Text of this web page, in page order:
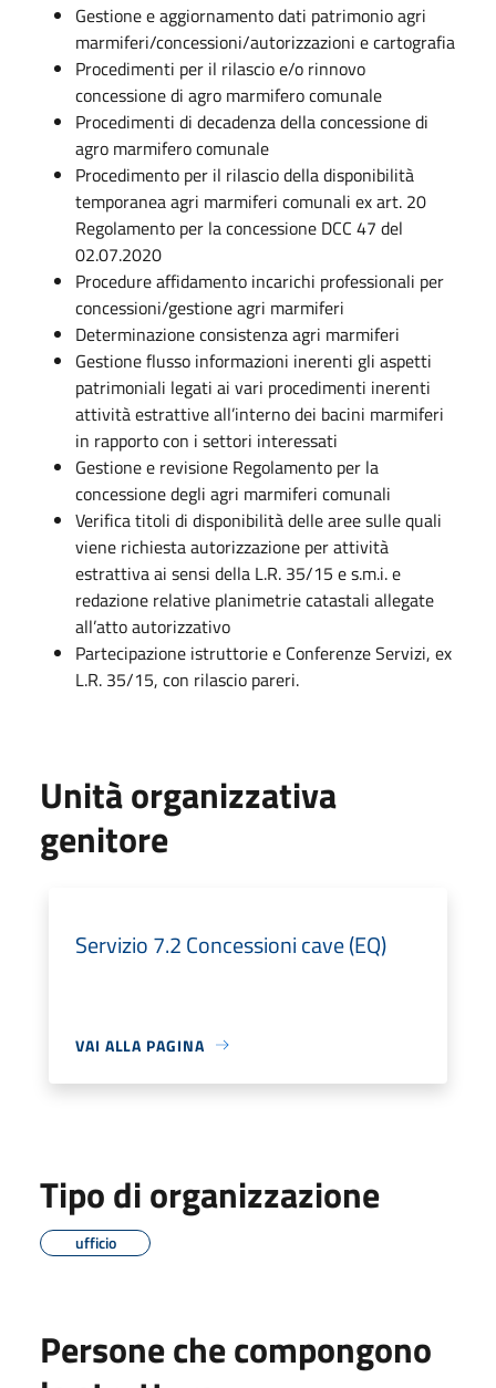
Gestione e aggiornamento dati patrimonio agri
marmiferi/concessioni/autorizzazioni e cartografia
Procedimenti per il rilascio e/o rinnovo
concessione di agro marmifero comunale
Procedimenti di decadenza della concessione di
agro marmifero comunale
Procedimento per il rilascio della disponibilità
temporanea agri marmiferi comunali ex art. 20
Regolamento per la concessione DCC 47 del
02.07.2020
Procedure affidamento incarichi professionali per
concessioni/gestione agri marmiferi
Determinazione consistenza agri marmiferi
Gestione flusso informazioni inerenti gli aspetti
patrimoniali legati ai vari procedimenti inerenti
attività estrattive all’interno dei bacini marmiferi
in rapporto con i settori interessati
Gestione e revisione Regolamento per la
concessione degli agri marmiferi comunali
Verifica titoli di disponibilità delle aree sulle quali
viene richiesta autorizzazione per attività
estrattiva ai sensi della L.R. 35/15 e s.m.i. e
redazione relative planimetrie catastali allegate
all’atto autorizzativo
Partecipazione istruttorie e Conferenze Servizi, ex
L.R. 35/15, con rilascio pareri.
Unità organizzativa
genitore
Servizio 7.2 Concessioni cave (EQ)
VAI ALLA PAGINA
Tipo di organizzazione
ufficio
Persone che compongono